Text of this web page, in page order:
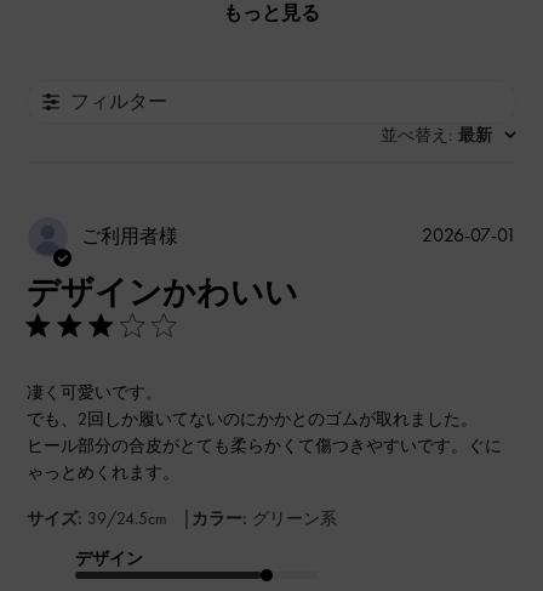
もっと見る
フィルター
並べ替え : 最新
ご利用者様
デザインかわいい
凄く可愛いです。
でも、2回しか履いてないのにかかとのゴムが取れました。
ヒール部分の合皮がとても柔らかくて傷つきやすいです。ぐに
ゃっとめくれます。
サイズ: 39/24.5cm | カラー: グリーン系
デザイン
2026-07-01